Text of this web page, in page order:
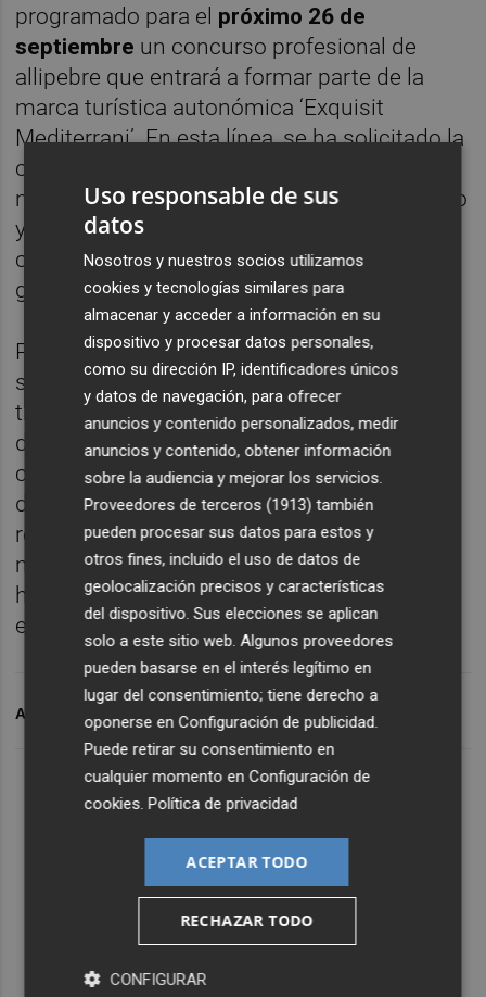
programado para el próximo 26 de
septiembre un concurso profesional de
allipebre que entrará a formar parte de la
marca turística autonómica ‘Exquisit
Mediterrani’. En esta línea, se ha solicitado la
colaboración de Generalitat para que esta
nueva iniciativa se consolide en el calendario
y un plato tan típico como es el allipebre
catarrogí se confirme como referente
gastronómico.
Por último, desde la secretaria autonómica
se han recogido una serie de propuestas
transmitidas por Catarroja para desarrollar
diferentes iniciativas turísticas, recibiendo
con gran interés el trabajo realizado dentro
del club de producto. En este sentido, han
reconocido la labor que se hace en el
municipio en pro de un turismo sostenible
han entablado a futuras reuniones para
establecer vías de colaboración.
ARCHIVADO EN CATARROJA
Uso responsable de sus
datos
Nosotros y nuestros socios utilizamos
cookies y tecnologías similares para
almacenar y acceder a información en su
dispositivo y procesar datos personales,
como su dirección IP, identificadores únicos
y datos de navegación, para ofrecer
anuncios y contenido personalizados, medir
anuncios y contenido, obtener información
sobre la audiencia y mejorar los servicios.
Proveedores de terceros (1913) también
pueden procesar sus datos para estos y
otros fines, incluido el uso de datos de
geolocalización precisos y características
del dispositivo. Sus elecciones se aplican
solo a este sitio web. Algunos proveedores
pueden basarse en el interés legítimo en
lugar del consentimiento; tiene derecho a
oponerse enConfiguración de publicidad.
Puede retirar su consentimiento en
cualquier momento enConfiguración de
cookies.Política de privacidad
ACEPTAR TODO
RECHAZAR TODO
CONFIGURAR